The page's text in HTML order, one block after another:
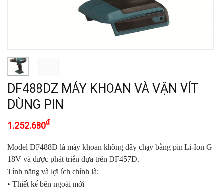
DF488DZ MÁY KHOAN VÀ VẶN VÍT
DÙNG PIN
1.252.680₫
Model DF488D là máy khoan không dây chạy bằng pin Li-Ion G
18V và được phát triển dựa trên DF457D.
Tính năng và lợi ích chính là:
• Thiết kế bên ngoài mới